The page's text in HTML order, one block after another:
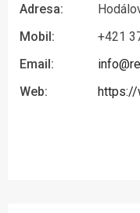
Adresa:
Mobil:
+421
Email:
Web:
https://